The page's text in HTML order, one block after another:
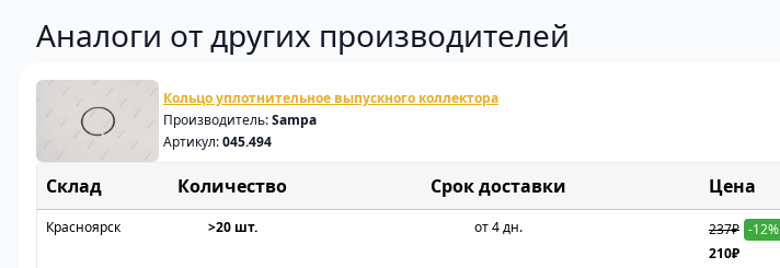
Аналоги от других производителей
Кольцо уплотнительное выпускного коллектора
Производитель:Sampa
Артикул:045.494
Склад Срок доставки Цена
Красноярск >20 шт. от 4 дн. 237₽ -12%
210₽